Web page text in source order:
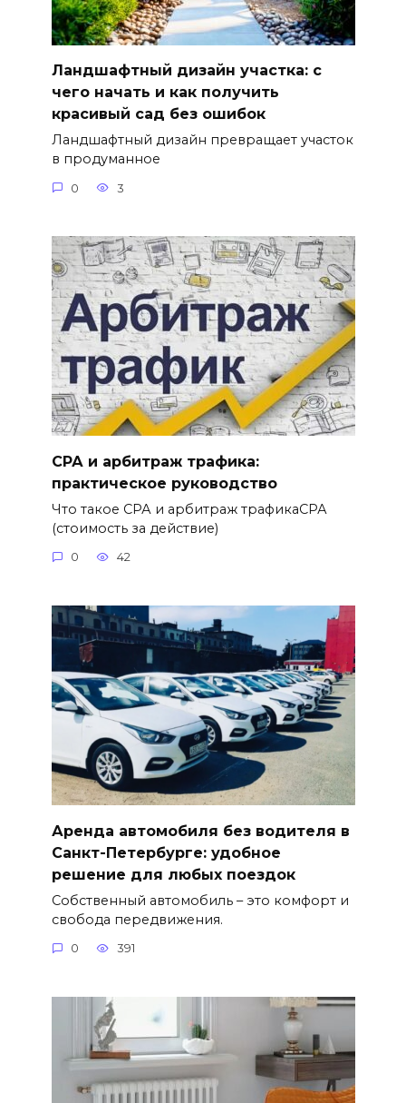
Ландшафтный дизайн участка: с
чего начать и как получить
красивый сад без ошибок
Ландшафтный дизайн превращает участок
в продуманное
0 3
СРА и арбитраж трафика:
практическое руководство
Что такое СРА и арбитраж трафикаСРА
(стоимость за действие)
0 42
Аренда автомобиля без водителя в
Санкт-Петербурге: удобное
решение для любых поездок
Собственный автомобиль – это комфорт и
свобода передвижения.
0 391